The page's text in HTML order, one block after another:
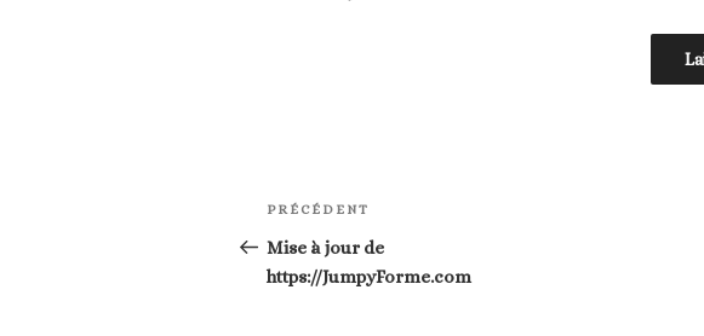
Navigation
de
l’article
Article
précédent
PRÉCÉDENT
Mise à jour de
https://JumpyForme.com